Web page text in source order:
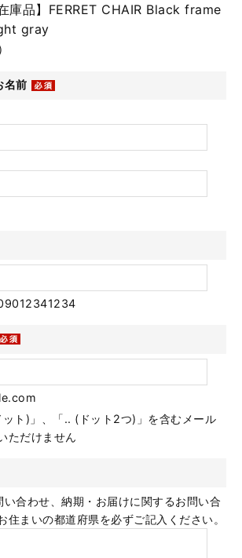
庫品】FERRET CHAIR Black frame
gray
名前
09012341234
ト)」、「.. (ドット2つ)」を含むメール
ただけません
合わせ、納期・お届けに関するお問い合
住まいの都道府県を必ずご記入ください。